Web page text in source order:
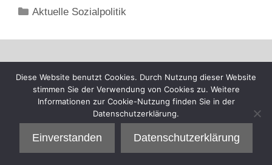
Kategorien
Aktuelle Sozialpolitik
Diese Website benutzt Cookies. Durch Nutzung dieser Website
stimmen Sie der Verwendung von Cookies zu. Weitere
Informationen zur Cookie-Nutzung finden Sie in der
Datenschutzerklärung.
Einverstanden Datenschutzerklärung